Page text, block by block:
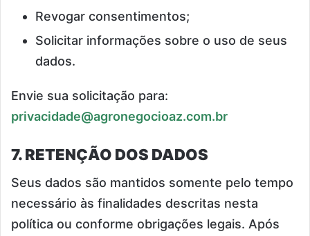
Revogar consentimentos;
Solicitar informações sobre o uso de seus
dados.
Envie sua solicitação para:
privacidade@agronegocioaz.com.br
7. RETENÇÃO DOS DADOS
Seus dados são mantidos somente pelo tempo
necessário às finalidades descritas nesta
política ou conforme obrigações legais. Após